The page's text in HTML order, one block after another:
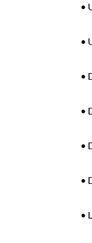
•
•
•
•
•
•
•